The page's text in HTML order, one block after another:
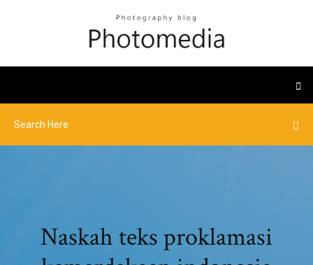
Naskah teks proklamasi